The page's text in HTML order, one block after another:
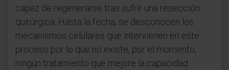
capaz de regenerarse tras sufrir una resección
quirúrgica. Hasta la fecha, se desconocen los
mecanismos celulares que intervienen en este
proceso por lo que no existe, por el momento,
ningún tratamiento que mejore la capacidad